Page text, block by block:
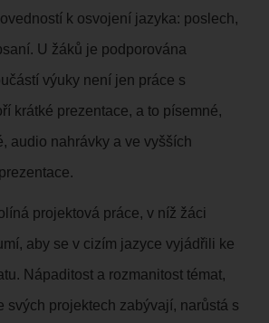
k osvojení jazyka: poslech,
U žáků je podporována
výuky není jen práce s
krátké prezentace, a to písemné,
audio nahrávky a ve vyšších
projektová práce, v níž žáci
aby se v cizím jazyce vyjádřili ke
Nápaditost a rozmanitost témat,
svých projektech zabývají, narůstá s